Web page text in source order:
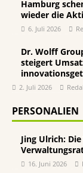
Hamburg
wieder die
6. Juli 2026
Dr. Wolff
steigert
2. Juli 2026
PERSONALIEN
Jing Ulrich:
16. Juni 2026